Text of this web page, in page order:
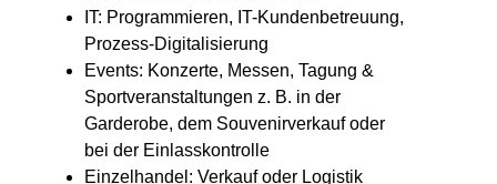
IT: Programmieren, IT-Kundenbetreuung,
Prozess-Digitalisierung
Events: Konzerte, Messen, Tagung &
Sportveranstaltungen z. B. in der
Garderobe, dem Souvenirverkauf oder
bei der Einlasskontrolle
Einzelhandel: Verkauf oder Logistik